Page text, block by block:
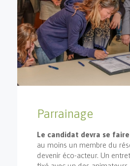
Parrainage
Le candidat devra se
au moins un membre du
devenir éco-acteur. Un